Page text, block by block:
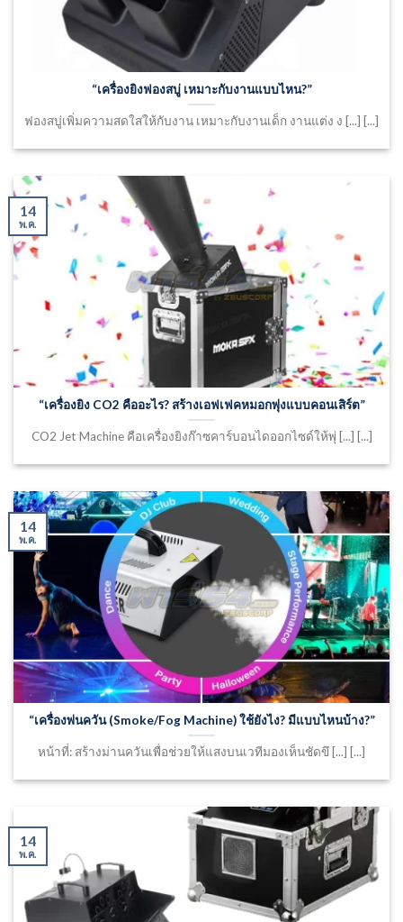
“เครื่องยิงฟองสบู่ เหมาะกับงานแบบไหน?”
ฟองสบู่เพิ่มความสดใสให้กับงาน เหมาะกับงานเด็ก งานแต่ง ง [...] [...]
“เครื่องยิง CO2 คืออะไร? สร้างเอฟเฟคหมอกพุ่งแบบคอนเสิร์ต”
CO2 Jet Machine คือเครื่องยิงก๊าซคาร์บอนไดออกไซด์ให้พุ่ [...] [...]
14
พ.ค.
“เครื่องพ่นควัน (Smoke/Fog Machine) ใช้ยังไง? มีแบบไหนบ้าง?”
หน้าที่: สร้างม่านควันเพื่อช่วยให้แสงบนเวทีมองเห็นชัดขึ [...] [...]
14
พ.ค.
14
พ.ค.